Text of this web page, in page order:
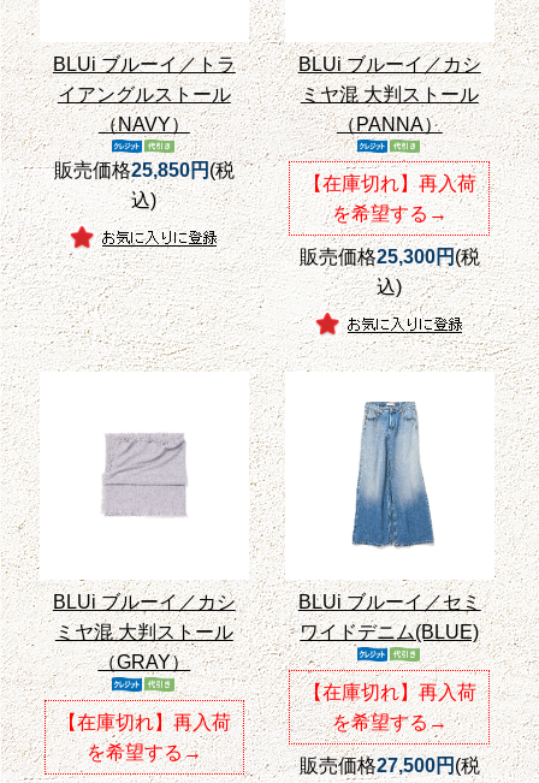
BLUi ブルーイ／トラ
イアングルストール
（NAVY）
販売価格25,850円(税
込)
BLUi ブルーイ／カシ
ミヤ混 大判ストール
（PANNA）
【在庫切れ】再入荷
を希望する→
販売価格25,300円(税
込)
BLUi ブルーイ／カシ
ミヤ混 大判ストール
（GRAY）
【在庫切れ】再入荷
を希望する→
BLUi ブルーイ／セミ
ワイドデニム(BLUE)
【在庫切れ】再入荷
を希望する→
販売価格27,500円 (税